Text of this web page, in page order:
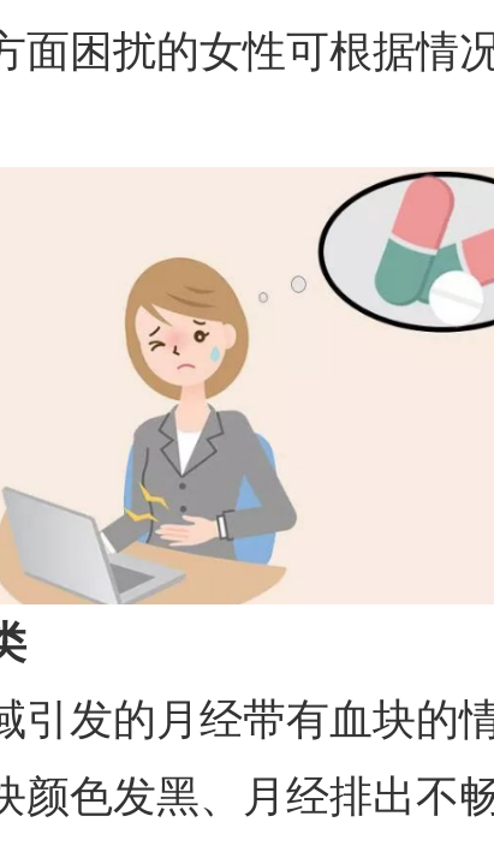
面困扰的女性可根据情
引发的月经带有血块的
颜色发黑、月经排出不